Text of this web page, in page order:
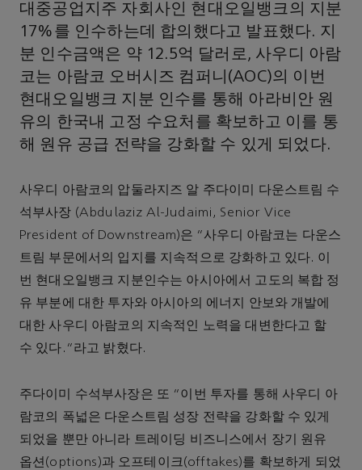
대중공업지주 자회사인 현대오일뱅크의 지분
17%를 인수하는데 합의했다고 발표했다. 지
분 인수금액은 약 12.5억 달러로, 사우디 아람
코는 아람코 오버시즈 컴퍼니(AOC)의 이번
현대오일뱅크 지분 인수를 통해 아라비안 원
유의 한국내 고정 수요처를 확보하고 이를 통
해 원유 공급 전략을 강화할 수 있게 되었다.
사우디 아람코의 압둘라지즈 알 주다이미 다운스트림 수
석부사장 (Abdulaziz Al-Judaimi, Senior Vice
President of Downstream)은 “사우디 아람코는 다운스
트림 부문에서의 입지를 지속적으로 강화하고 있다. 이
번 현대오일뱅크 지분인수는 아시아에서 고도의 복합 정
유 부분에 대한 투자와 아시아의 에너지 안보와 개발에
대한 사우디 아람코의 지속적인 노력을 대변한다고 할
수 있다.”라고 밝혔다.
주다이미 수석부사장은 또 “이번 투자를 통해 사우디 아
람코의 폭넓은 다운스트림 성장 전략을 강화할 수 있게
되었을 뿐만 아니라 트레이딩 비즈니스에서 장기 원유
옵션(options)과 오프테이크(offtakes)를 확보하게 되었